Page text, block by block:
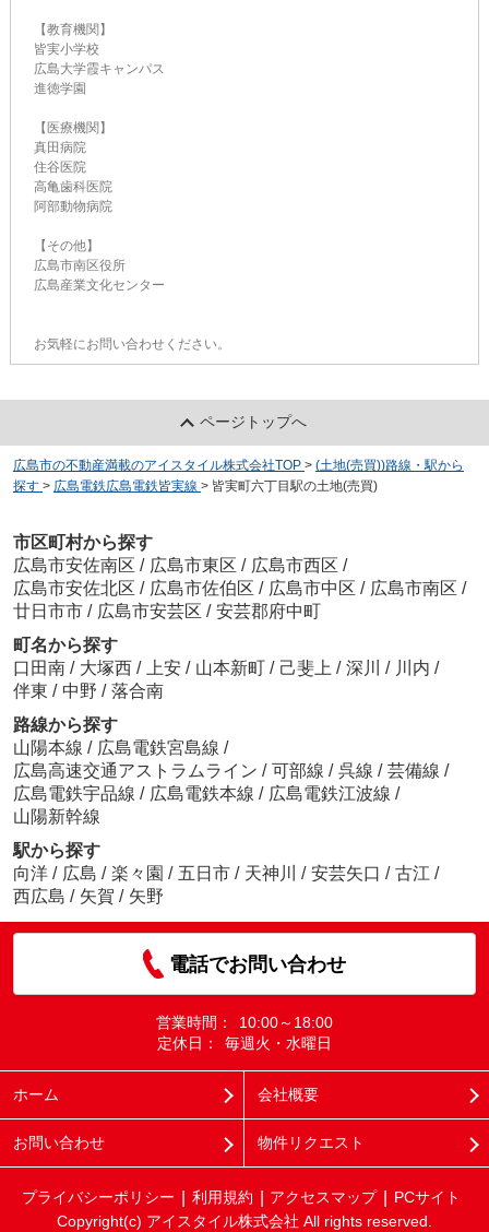
【教育機関】
皆実小学校
広島大学霞キャンパス
進徳学園
【医療機関】
真田病院
住谷医院
高亀歯科医院
阿部動物病院
【その他】
広島市南区役所
広島産業文化センター
お気軽にお問い合わせください。
ページトップへ
広島市の不動産満載のアイスタイル株式会社TOP > (土地(売買))路線・駅から
探す > 広島電鉄広島電鉄皆実線 > 皆実町六丁目駅の土地(売買)
市区町村から探す
広島市安佐南区 / 広島市東区 / 広島市西区 /
広島市安佐北区 / 広島市佐伯区 / 広島市中区 / 広島市南区 /
廿日市市 / 広島市安芸区 / 安芸郡府中町
町名から探す
口田南 / 大塚西 / 上安 / 山本新町 / 己斐上 / 深川 / 川内 /
伴東 / 中野 / 落合南
路線から探す
山陽本線 / 広島電鉄宮島線 /
広島高速交通アストラムライン / 可部線 / 呉線 / 芸備線 /
広島電鉄宇品線 / 広島電鉄本線 / 広島電鉄江波線 /
山陽新幹線
駅から探す
向洋 / 広島 / 楽々園 / 五日市 / 天神川 / 安芸矢口 / 古江 /
西広島 / 矢賀 / 矢野
電話でお問い合わせ
営業時間：
10:00～18:00
定休日：
毎週火・水曜日
ホーム 会社概要
お問い合わせ 物件リクエスト
プライバシーポリシー 利用規約 アクセスマップ
PCサイト
Copyright(c) アイスタイル株式会社 All rights reserved.